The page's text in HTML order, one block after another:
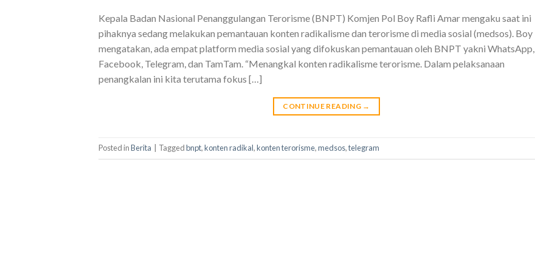
Kepala Badan Nasional Penanggulangan Terorisme (BNPT) Komjen Pol Boy Rafli Amar mengaku saat ini
pihaknya sedang melakukan pemantauan konten radikalisme dan terorisme di media sosial (medsos). Boy
mengatakan, ada empat platform media sosial yang difokuskan pemantauan oleh BNPT yakni WhatsApp,
Facebook, Telegram, dan TamTam. “Menangkal konten radikalisme terorisme. Dalam pelaksanaan
penangkalan ini kita terutama fokus […]
CONTINUE READING →
Posted inBerita Taggedbnpt,konten radikal,konten terorisme,medsos,telegram